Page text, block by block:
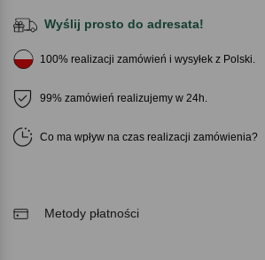
Wyślij prosto do adresata!
100% realizacji zamówień i wysyłek z Polski.
99% zamówień realizujemy w 24h.
Co ma wpływ na czas realizacji zamówienia
Metody płatności